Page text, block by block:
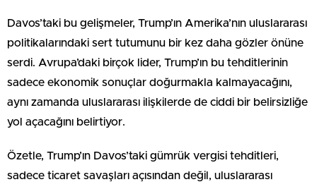
Davos’taki bu gelişmeler, Trump’ın Amerika’nın uluslararası
politikalarındaki sert tutumunu bir kez daha gözler önüne
serdi. Avrupa’daki birçok lider, Trump’ın bu tehditlerinin
sadece ekonomik sonuçlar doğurmakla kalmayacağını,
aynı zamanda uluslararası ilişkilerde de ciddi bir belirsizliğe
yol açacağını belirtiyor.
Özetle, Trump’ın Davos’taki gümrük vergisi tehditleri,
sadece ticaret savaşları açısından değil, uluslararası